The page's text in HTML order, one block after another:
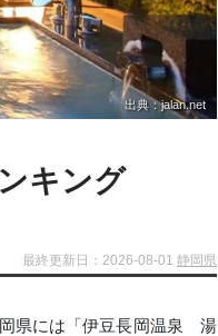
出典：jalan.net
キング
最終更新日：2026-08-01 静岡県
県には「伊豆長岡温泉 湯